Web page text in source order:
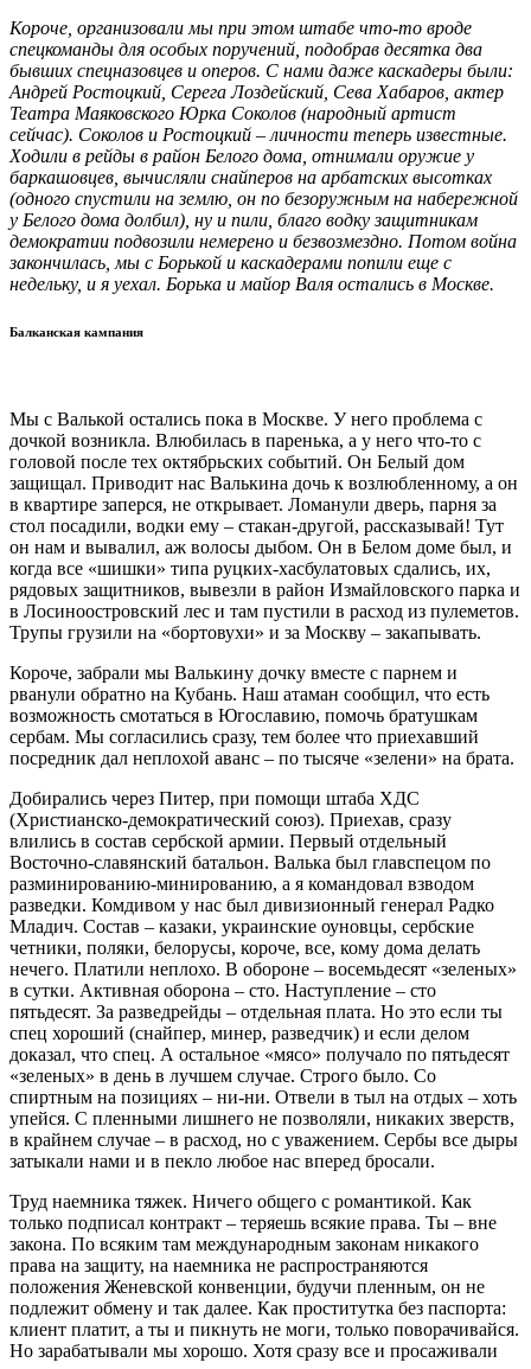
Короче, организовали мы при этом штабе что-то вроде
спецкоманды для особых поручений, подобрав десятка два
бывших спецназовцев и оперов. С нами даже каскадеры были:
Андрей Ростоцкий, Серега Лоздейский, Сева Хабаров, актер
Театра Маяковского Юрка Соколов (народный артист
сейчас). Соколов и Ростоцкий – личности теперь известные.
Ходили в рейды в район Белого дома, отнимали оружие у
баркашовцев, вычисляли снайперов на арбатских высотках
(одного спустили на землю, он по безоружным на набережной
у Белого дома долбил), ну и пили, благо водку защитникам
демократии подвозили немерено и безвозмездно. Потом война
закончилась, мы с Борькой и каскадерами попили еще с
недельку, и я уехал. Борька и майор Валя остались в Москве.
Балканская кампания
Мы с Валькой остались пока в Москве. У него проблема с
дочкой возникла. Влюбилась в паренька, а у него что-то с
головой после тех октябрьских событий. Он Белый дом
защищал. Приводит нас Валькина дочь к возлюбленному, а он
в квартире заперся, не открывает. Ломанули дверь, парня за
стол посадили, водки ему – стакан-другой, рассказывай! Тут
он нам и вывалил, аж волосы дыбом. Он в Белом доме был, и
когда все «шишки» типа руцких-хасбулатовых сдались, их,
рядовых защитников, вывезли в район Измайловского парка и
в Лосиноостровский лес и там пустили в расход из пулеметов.
Трупы грузили на «бортовухи» и за Москву – закапывать.
Короче, забрали мы Валькину дочку вместе с парнем и
рванули обратно на Кубань. Наш атаман сообщил, что есть
возможность смотаться в Югославию, помочь братушкам
сербам. Мы согласились сразу, тем более что приехавший
посредник дал неплохой аванс – по тысяче «зелени» на брата.
Добирались через Питер, при помощи штаба ХДС
(Христианско-демократический союз). Приехав, сразу
влились в состав сербской армии. Первый отдельный
Восточно-славянский батальон. Валька был главспецом по
разминированию-минированию, а я командовал взводом
разведки. Комдивом у нас был дивизионный генерал Радко
Младич. Состав – казаки, украинские оуновцы, сербские
четники, поляки, белорусы, короче, все, кому дома делать
нечего. Платили неплохо. В обороне – восемьдесят «зеленых»
в сутки. Активная оборона – сто. Наступление – сто
пятьдесят. За разведрейды – отдельная плата. Но это если ты
спец хороший (снайпер, минер, разведчик) и если делом
доказал, что спец. А остальное «мясо» получало по пятьдесят
«зеленых» в день в лучшем случае. Строго было. Со
спиртным на позициях – ни-ни. Отвели в тыл на отдых – хоть
упейся. С пленными лишнего не позволяли, никаких зверств,
в крайнем случае – в расход, но с уважением. Сербы все дыры
затыкали нами и в пекло любое нас вперед бросали.
Труд наемника тяжек. Ничего общего с романтикой. Как
только подписал контракт – теряешь всякие права. Ты – вне
закона. По всяким там международным законам никакого
права на защиту, на наемника не распространяются
положения Женевской конвенции, будучи пленным, он не
подлежит обмену и так далее. Как проститутка без паспорта:
клиент платит, а ты и пикнуть не моги, только поворачивайся.
Но зарабатывали мы хорошо. Хотя сразу все и просаживали